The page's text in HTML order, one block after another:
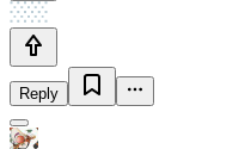
Reply